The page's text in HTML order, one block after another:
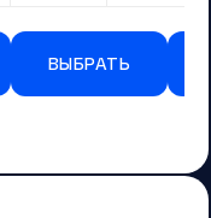
ВЫБРАТЬ